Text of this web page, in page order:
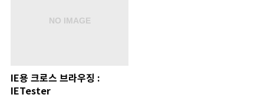
IE용 크로스 브라우징 :
IETester